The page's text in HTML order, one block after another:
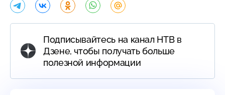
Подписывайтесь на канал НТВ в
Дзене, чтобы получать больше
полезной информации